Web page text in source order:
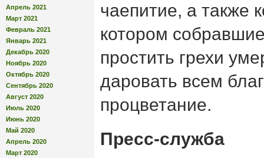
Апрель 2021
Март 2021
Февраль 2021
Январь 2021
Декабрь 2020
Ноябрь 2020
Октябрь 2020
Сентябрь 2020
Август 2020
Июль 2020
Июнь 2020
Май 2020
Апрель 2020
Март 2020
чаепитие, а также
котором
простить грехи
даровать всем
процветание.
Пресс-служба